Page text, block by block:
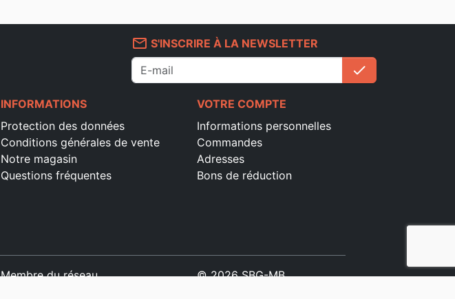
mail_outline S'INSCRIRE À LA NEWSLETTER
check
INFORMATIONS
Protection des données
Conditions générales de vente
Notre magasin
Questions fréquentes
VOTRE COMPTE
Informations personnelles
Commandes
Adresses
Bons de réduction
Membre du réseau © 2026 SBG-MB